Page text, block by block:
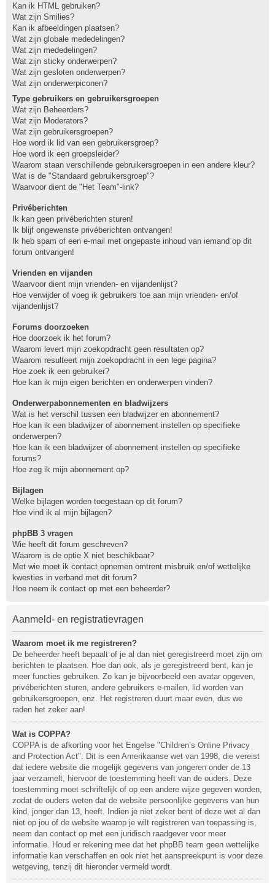
Kan ik HTML gebruiken?
Wat zijn Smilies?
Kan ik afbeeldingen plaatsen?
Wat zijn globale mededelingen?
Wat zijn mededelingen?
Wat zijn sticky onderwerpen?
Wat zijn gesloten onderwerpen?
Wat zijn onderwerpiconen?
Type gebruikers en gebruikersgroepen
Wat zijn Beheerders?
Wat zijn Moderators?
Wat zijn gebruikersgroepen?
Hoe word ik lid van een gebruikersgroep?
Hoe word ik een groepsleider?
Waarom staan verschillende gebruikersgroepen in een andere kleur?
Wat is de "Standaard gebruikersgroep"?
Waarvoor dient de "Het Team"-link?
Privéberichten
Ik kan geen privéberichten sturen!
Ik blijf ongewenste privéberichten ontvangen!
Ik heb spam of een e-mail met ongepaste inhoud van iemand op dit
forum ontvangen!
Vrienden en vijanden
Waarvoor dient mijn vrienden- en vijandenlijst?
Hoe verwijder of voeg ik gebruikers toe aan mijn vrienden- en/of
vijandenlijst?
Forums doorzoeken
Hoe doorzoek ik het forum?
Waarom levert mijn zoekopdracht geen resultaten op?
Waarom resulteert mijn zoekopdracht in een lege pagina?
Hoe zoek ik een gebruiker?
Hoe kan ik mijn eigen berichten en onderwerpen vinden?
Onderwerpabonnementen en bladwijzers
Wat is het verschil tussen een bladwijzer en abonnement?
Hoe kan ik een bladwijzer of abonnement instellen op specifieke
onderwerpen?
Hoe kan ik een bladwijzer of abonnement instellen op specifieke
forums?
Hoe zeg ik mijn abonnement op?
Bijlagen
Welke bijlagen worden toegestaan op dit forum?
Hoe vind ik al mijn bijlagen?
phpBB 3 vragen
Wie heeft dit forum geschreven?
Waarom is de optie X niet beschikbaar?
Met wie moet ik contact opnemen omtrent misbruik en/of wettelijke
kwesties in verband met dit forum?
Hoe neem ik contact op met een beheerder?
Aanmeld- en registratievragen
Waarom moet ik me registreren?
De beheerder heeft bepaalt of je al dan niet geregistreerd moet zijn om
berichten te plaatsen. Hoe dan ook, als je geregistreerd bent, kan je
meer functies gebruiken. Zo kan je bijvoorbeeld een avatar opgeven,
privéberichten sturen, andere gebruikers e-mailen, lid worden van
gebruikersgroepen, enz. Het registreren duurt maar even, dus we
raden het zeker aan!
Wat is COPPA?
COPPA is de afkorting voor het Engelse "Children’s Online Privacy
and Protection Act". Dit is een Amerikaanse wet van 1998, die vereist
dat iedere website die mogelijk gegevens van jongeren onder de 13
jaar verzamelt, hiervoor de toestemming heeft van de ouders. Deze
toestemming moet schriftelijk of op een andere wijze gegeven worden,
zodat de ouders weten dat de website persoonlijke gegevens van hun
kind, jonger dan 13, heeft. Indien je niet zeker bent of deze wet al dan
niet op jou of de website waarop je wilt registreren van toepassing is,
neem dan contact op met een juridisch raadgever voor meer
informatie. Houd er rekening mee dat het phpBB team geen wettelijke
informatie kan verschaffen en ook niet het aanspreekpunt is voor deze
wetgeving, tenzij dit hieronder vermeld wordt.